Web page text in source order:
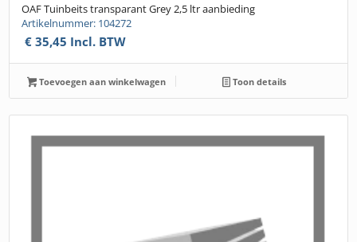
OAF Tuinbeits transparant Grey 2,5 ltr aanbieding
Artikelnummer: 104272
€ 35,45 Incl. BTW
Toevoegen aan winkelwagen Toon details